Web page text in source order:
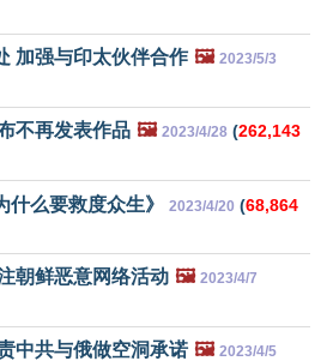
加强与印太伙伴合作 🖼️ 2023/5/3
不再发表作品 🖼️ 2023/4/28 (262,143
什么要救度众生》 2023/4/20 (68,864
朝鲜恶意网络活动 🖼️ 2023/4/7
中共与俄做空洞承诺 🖼️ 2023/4/5